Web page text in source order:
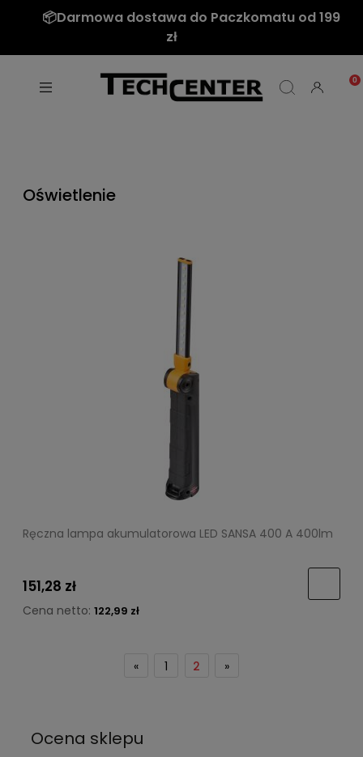
📦Darmowa dostawa do Paczkomatu od 199
zł
Oświetlenie
Ręczna lampa akumulatorowa LED SANSA 400 A 400lm
151,28 zł
Cena netto: 122,99 zł
« 1 2 »
Ocena sklepu